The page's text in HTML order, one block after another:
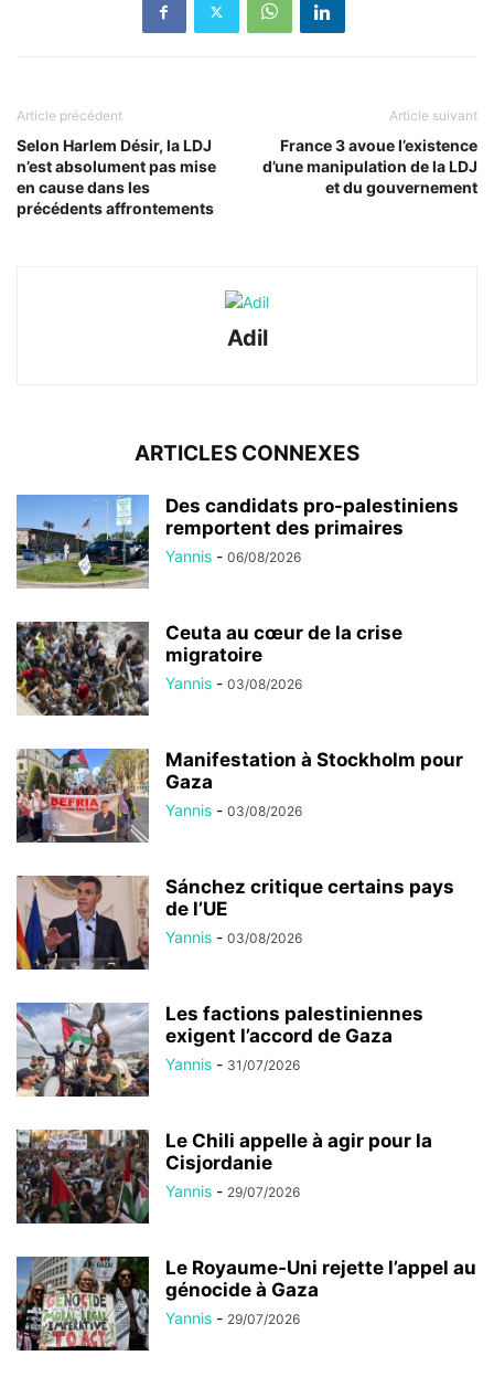
Article précédent
Selon Harlem Désir, la LDJ
n’est absolument pas mise
en cause dans les
précédents affrontements
Article suivant
France 3 avoue l’existence
d’une manipulation de la LDJ
et du gouvernement
Adil
ARTICLES CONNEXES
Des candidats pro-palestiniens
remportent des primaires
Yannis - 06/08/2026
Ceuta au cœur de la crise
migratoire
Yannis - 03/08/2026
Manifestation à Stockholm pour
Gaza
Yannis - 03/08/2026
Sánchez critique certains pays
de l’UE
Yannis - 03/08/2026
Les factions palestiniennes
exigent l’accord de Gaza
Yannis - 31/07/2026
Le Chili appelle à agir pour la
Cisjordanie
Yannis - 29/07/2026
Le Royaume-Uni rejette l’appel au
génocide à Gaza
Yannis - 29/07/2026